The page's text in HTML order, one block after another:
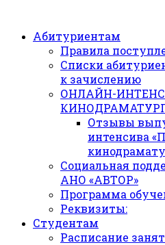
Абитуриентам
Правила
Списки
к зачислению
ОНЛАЙН-
Отзывы
интенсива
Социальная
АНО «АВТОР»
Программа
Реквизиты:
Студентам
Расписание